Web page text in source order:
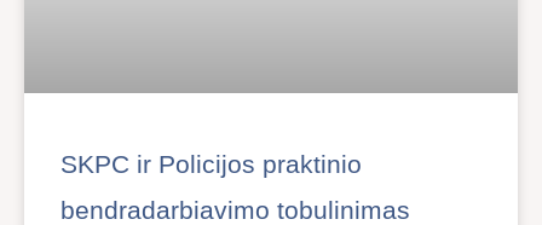
SKPC ir Policijos praktinio
bendradarbiavimo tobulinimas